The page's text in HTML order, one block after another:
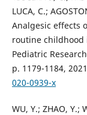
LUCA, C.;
Analgesic effects
routine childhood
Pediatric
p. 1179-1184,
020-0939-x
WU, Y.; ZHAO, Y.;